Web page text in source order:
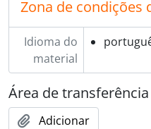
Zona de condições
Idioma do
material
Área de transferência
Adicionar